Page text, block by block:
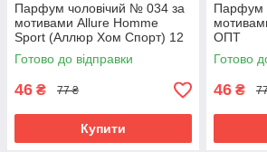
Парфум чоловічий № 034 за
мотивами Allure Homme
Sport (Аллюр Хом Спорт) 12
мл. ОПТ
Готово до відправки
46 ₴ 77 ₴
Купити
Парфум
ОПТ
Готово
46 ₴